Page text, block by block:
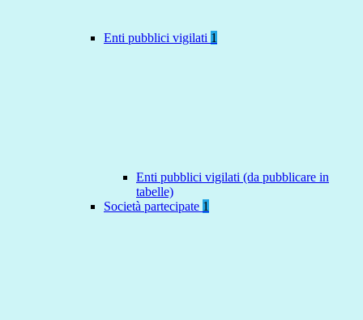
Enti pubblici vigilati 1
Enti pubblici vigilati (da pubblicare in
tabelle)
Società partecipate 1